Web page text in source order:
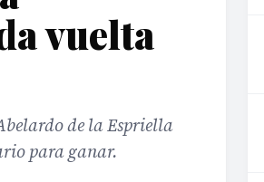
vuelta
de la Espriella
para ganar.